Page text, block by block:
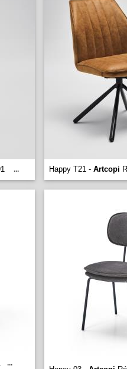
... Happy T21 - Artcopi
...